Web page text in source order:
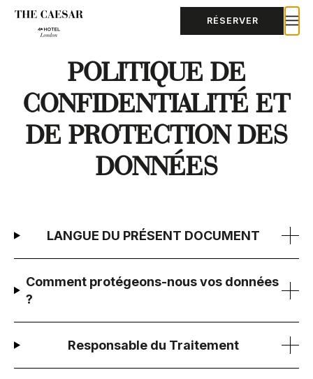
RÉSERVER
POLITIQUE DE
CONFIDENTIALITÉ ET
DE PROTECTION DES
DONNÉES
LANGUE DU PRÉSENT DOCUMENT
Comment protégeons-nous vos données
?
Responsable du Traitement